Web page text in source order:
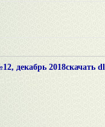
декабрь 2018скачать